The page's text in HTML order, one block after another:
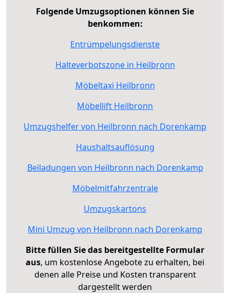
Folgende Umzugsoptionen können Sie
benkommen:
Entrümpelungsdienste
Halteverbotszone in Heilbronn
Möbeltaxi Heilbronn
Möbellift Heilbronn
Umzugshelfer von Heilbronn nach Dorenkamp
Haushaltsauflösung
Beiladungen von Heilbronn nach Dorenkamp
Möbelmitfahrzentrale
Umzugskartons
Mini Umzug von Heilbronn nach Dorenkamp
Bitte füllen Sie das bereitgestellte Formular
aus, um kostenlose Angebote zu erhalten, bei
denen alle Preise und Kosten transparent
dargestellt werden